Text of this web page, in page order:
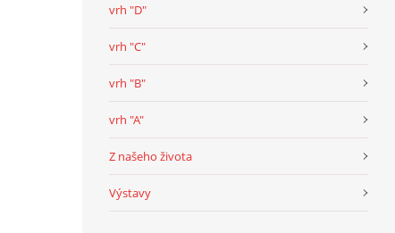
vrh "D"
vrh "C"
vrh "B"
vrh "A"
Z našeho života
Výstavy